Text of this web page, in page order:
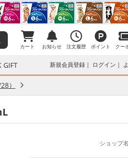
カート お知らせ 注文履歴 ポイント クー
GIFT 新規会員登録 ログイン
）
ショップ